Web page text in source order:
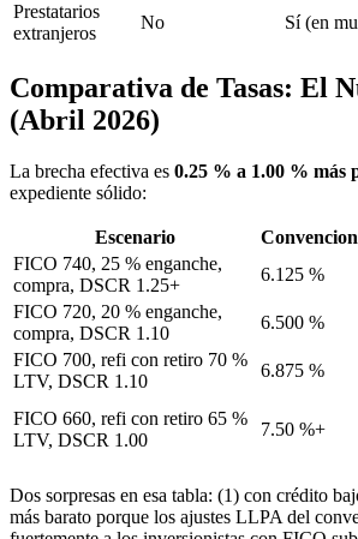
Prestatarios
extranjeros
No Sí (en
Comparativa de Tasas: El
(Abril 2026)
La brecha efectiva es 0.25 % a 1.00 % más
expediente sólido:
Escenario
FICO 740, 25 % enganche,
compra, DSCR 1.25+
6.125 %
FICO 720, 20 % enganche,
compra, DSCR 1.10
6.500 %
FICO 700, refi con retiro 70 %
LTV, DSCR 1.10
6.875 %
FICO 660, refi con retiro 65 %
LTV, DSCR 1.00
7.50 %+
Dos sorpresas en esa tabla: (1) con crédito
más barato porque los ajustes LLPA del